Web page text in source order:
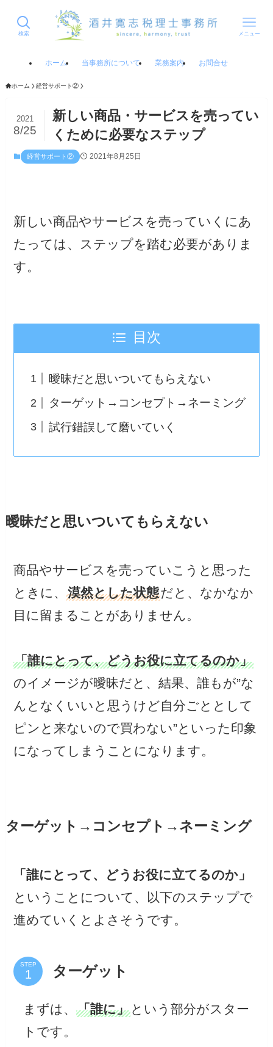
検索 メニュー
ホーム 当事務所について 業務案内 お問合せ
ホーム 経営サポート②
新しい商品・サービスを売ってい
くために必要なステップ
2021
8/25
経営サポート② 2021年8月25日
新しい商品やサービスを売っていくにあ
たっては、ステップを踏む必要がありま
す。
目次
曖昧だと思いついてもらえない
ターゲット→コンセプト→ネーミング
試行錯誤して磨いていく
曖昧だと思いついてもらえない
商品やサービスを売っていこうと思った
ときに、漠然とした状態だと、なかなか
目に留まることがありません。
「誰にとって、どうお役に立てるのか」
のイメージが曖昧だと、結果、誰もが”な
んとなくいいと思うけど自分ごととして
ピンと来ないので買わない”といった印象
になってしまうことになります。
ターゲット→コンセプト→ネーミング
「誰にとって、どうお役に立てるのか」
ということについて、以下のステップで
進めていくとよさそうです。
STEP ターゲット
まずは、「誰に」 という部分がスター
トです。